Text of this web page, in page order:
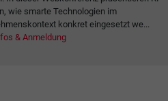
wie smarte Technologien im
konkret eingesetzt we...
& Anmeldung